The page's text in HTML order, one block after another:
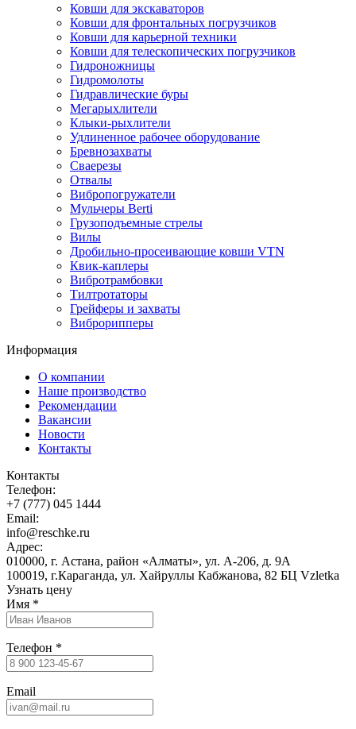
Ковши для экскаваторов
Ковши для фронтальных погрузчиков
Ковши для карьерной техники
Ковши для телескопических погрузчиков
Гидроножницы
Гидромолоты
Гидравлические буры
Мегарыхлители
Клыки-рыхлители
Удлиненное рабочее оборудование
Бревнозахваты
Сваерезы
Отвалы
Вибропогружатели
Мульчеры Berti
Грузоподъемные стрелы
Вилы
Дробильно-просеивающие ковши VTN
Квик-каплеры
Вибротрамбовки
Тилтротаторы
Грейферы и захваты
Виброрипперы
Информация
О компании
Наше производство
Рекомендации
Вакансии
Новости
Контакты
Контакты
Телефон:
+7 (777) 045 1444
Email:
info@reschke.ru
Адрес:
010000, г. Астана, район «Алматы», ул. А-206, д. 9А
100019, г.Караганда, ул. Хайруллы Кабжанова, 82 БЦ Vzletka
Узнать цену
Имя *
Телефон *
Email